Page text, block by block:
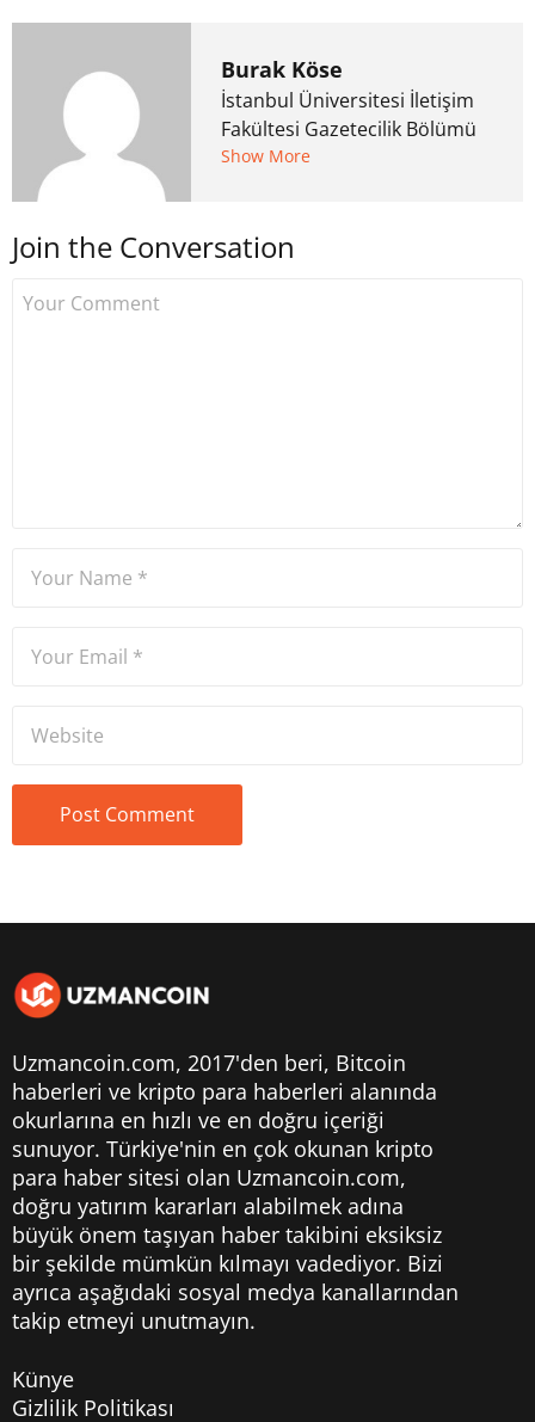
Burak Köse
İstanbul Üniversitesi İletişim
Fakültesi Gazetecilik Bölümü
mezunu. 6 yıl ana akım
kurdu. 2017'nin Mayıs ayından
Show More
Join the Conversation
Uzmancoin.com, 2017'den beri, Bitcoin
haberleri ve kripto para haberleri alanında
okurlarına en hızlı ve en doğru içeriği
sunuyor. Türkiye'nin en çok okunan kripto
para haber sitesi olan Uzmancoin.com,
doğru yatırım kararları alabilmek adına
büyük önem taşıyan haber takibini eksiksiz
bir şekilde mümkün kılmayı vadediyor. Bizi
ayrıca aşağıdaki sosyal medya kanallarından
takip etmeyi unutmayın.
Künye
Gizlilik Politikası